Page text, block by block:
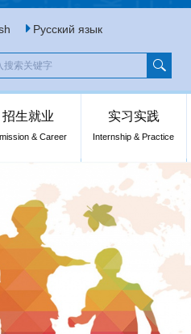
Русский язык
招生就业
& Career
实习实践
Internship & Practice